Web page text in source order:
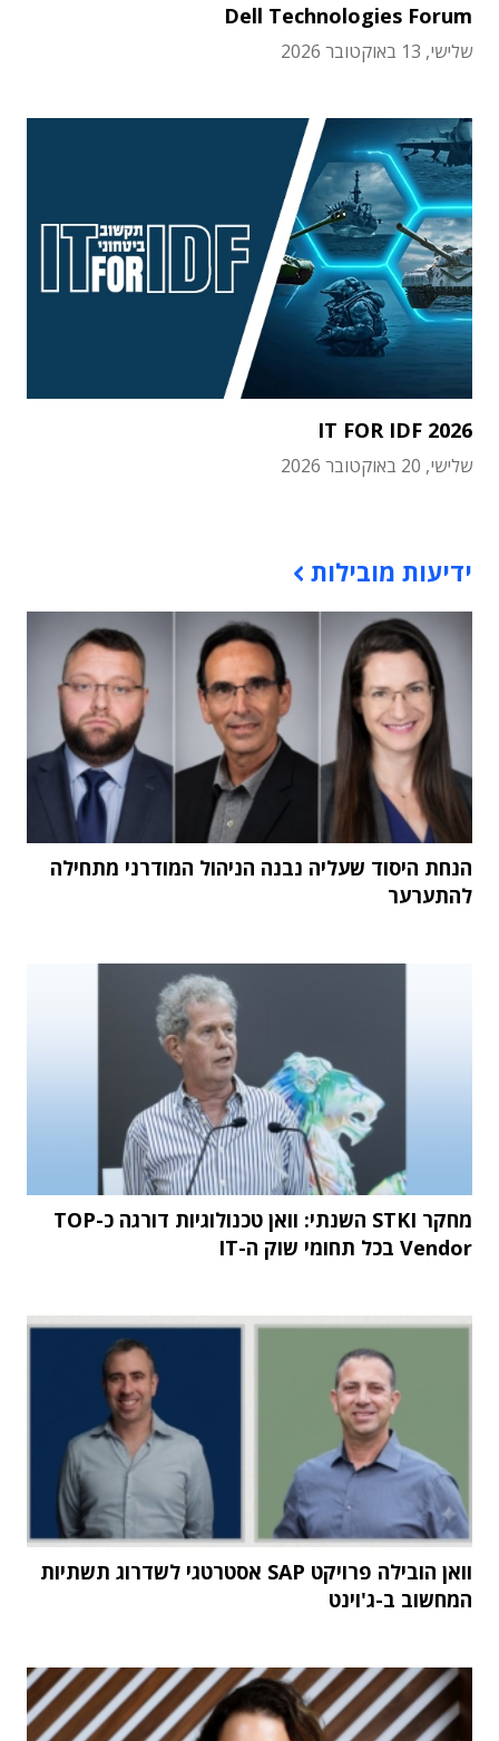
Dell Technologies Forum
שלישי, 13 באוקטובר 2026
IT FOR IDF 2026
שלישי, 20 באוקטובר 2026
ידיעות מובילות
הנחת היסוד שעליה נבנה הניהול המודרני מתחילה
להתערער
מחקר STKI השנתי: וואן טכנולוגיות דורגה כ-TOP
Vendor בכל תחומי שוק ה-IT
וואן הובילה פרויקט SAP אסטרטגי לשדרוג תשתיות
המחשוב ב-ג'וינט